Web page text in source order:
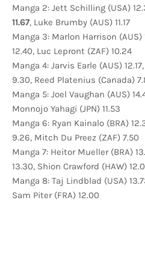
Manga 2: Jett Schilling (USA)
11.67, Luke Brumby (AUS) 11.17
Manga 3: Marlon Harrison (AUS)
12.40, Luc Lepront (ZAF) 10.24
Manga 4: Jarvis Earle (AUS)
9.30, Reed Platenius (Canada)
Manga 5: Joel Vaughan (AUS)
Monnojo Yahagi (JPN) 11.53
Manga 6: Ryan Kainalo (BRA)
9.26, Mitch Du Preez (ZAF) 7.50
Manga 7: Heitor Mueller (BRA)
13.30, Shion Crawford (HAW)
Manga 8: Taj Lindblad (USA)
Sam Piter (FRA) 12.00